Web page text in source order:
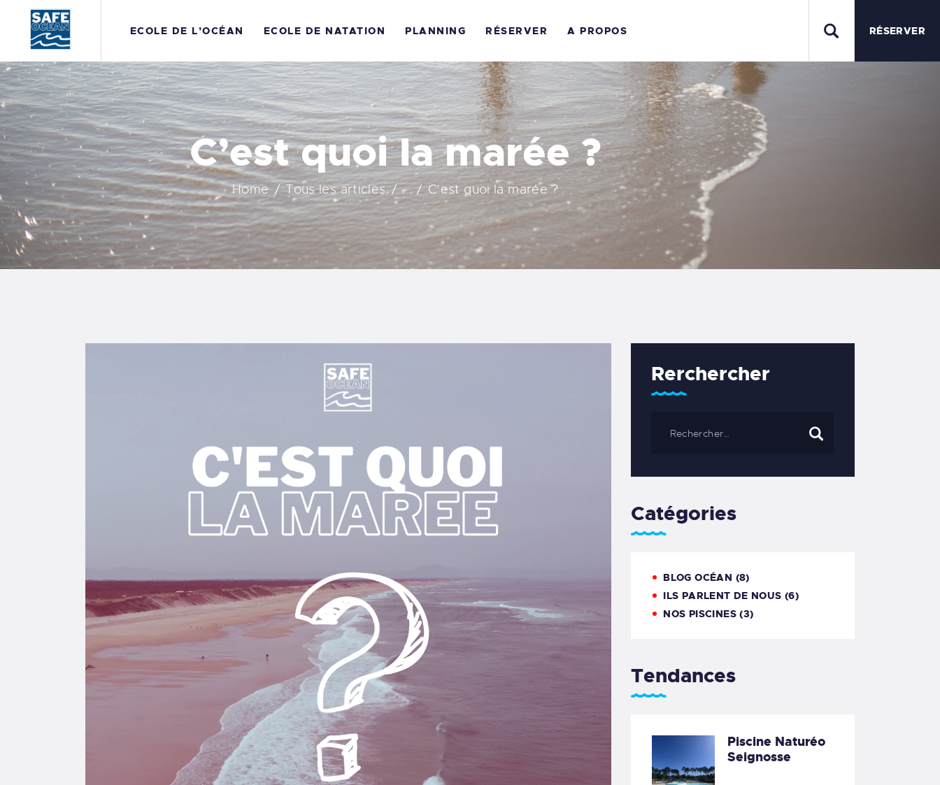
ECOLE DE L’OCÉAN ECOLE DE NATATION PLANNING RÉSERVER A PROPOS RÉSERVER
C’est quoi la marée ?
Home Tous les articles ... C’est quoi la marée ?
ECOLE DE L’OCÉAN
ECOLE DE NATATION
PLANNING
RÉSERVER
A PROPOS
Rerchercher
Catégories
BLOG OCÉAN (8)
ILS PARLENT DE NOUS (6)
NOS PISCINES(3)
Tendances
Piscine Naturéo
Seignosse